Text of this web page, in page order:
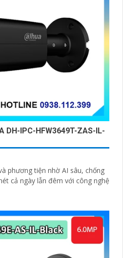
DH-IPC-HFW3649T-ZAS-IL-
phương tiện nhờ AI sâu, chống
cả ngày lẫn đêm với công nghệ